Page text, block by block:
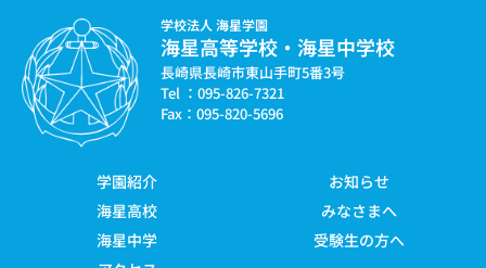
学校法人 海星学園
海星高等学校・海星中学校
長崎県長崎市東山手町5番3号
Tel ：095-826-7321
Fax：095-820-5696
学園紹介
海星高校
海星中学
お知らせ
みなさまへ
受験生の方へ